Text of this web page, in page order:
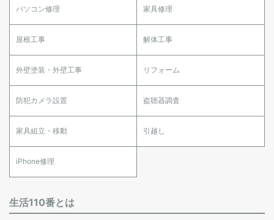
パソコン修理 家具修理
屋根工事 解体工事
外壁塗装・外壁工事 リフォーム
防犯カメラ設置 盗聴器調査
家具組立・移動 引越し
iPhone修理
生活110番とは